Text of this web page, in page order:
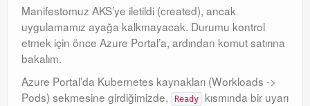
Manifestomuz AKS’ye iletildi (created), ancak
uygulamamız ayağa kalkmayacak. Durumu kontrol
etmek için önce Azure Portal’a, ardından komut satırına
bakalım.
Azure Portal’da Kubernetes kaynakları (Workloads ->
Pods) sekmesine girdiğimizde,
Ready
kısmında bir uyarı